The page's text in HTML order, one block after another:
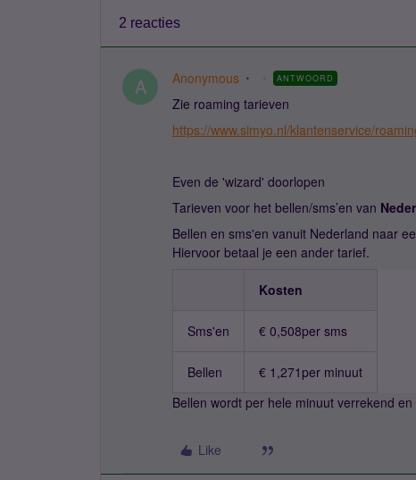
2 reacties
A Anonymous ANTWOORD
Zie roaming tarieven
https://www.simyo.nl/klantenservice/
Even de 'wizard' doorlopen
Tarieven voor het bellen/sms’en van
Bellen en sms'en vanuit Nederland naar
Hiervoor betaal je een ander tarief.
Kosten
Sms'en € 0,508per sms
Bellen
€ 1,271per minuut
Bellen wordt per hele minuut verrekend
Like